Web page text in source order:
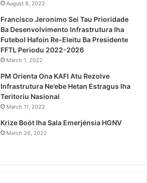
August 8, 2022
Francisco Jeronimo Sei Tau Prioridade
Ba Desenvolvimento Infrastrutura Iha
Futebol Hafoin Re-Eleitu Ba Presidente
FFTL Periodu 2022-2026
March 1, 2022
PM Orienta Ona KAFI Atu Rezolve
Infrastrutura Ne’ebe Hetan Estragus Iha
Teritoriu Nasional
March 11, 2022
Krize Boót Iha Sala Emerjénsia HGNV
March 26, 2022